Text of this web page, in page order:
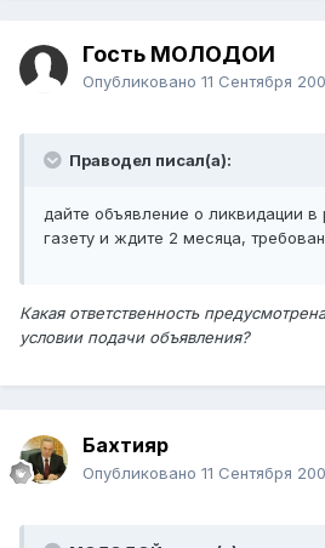
Гость МОЛОДОЙ
Опубликовано 11 Сентября
Праводел писал(а):
дайте объявление о ликвидации в
газету и ждите 2 месяца,
Какая ответственность
условии подачи объявления?
Бахтияр
Опубликовано 11 Сентября